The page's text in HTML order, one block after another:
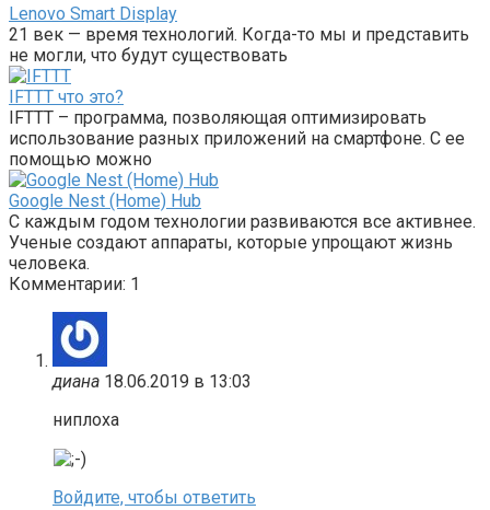
Lenovo Smart Display
21 век — время технологий. Когда-то мы и представить
не могли, что будут существовать
IFTTT что это?
IFTTT – программа, позволяющая оптимизировать
использование разных приложений на смартфоне. С ее
помощью можно
Google Nest (Home) Hub
С каждым годом технологии развиваются все активнее.
Ученые создают аппараты, которые упрощают жизнь
человека.
Комментарии: 1
диана 18.06.2019 в 13:03
ниплоха
Войдите, чтобы ответить